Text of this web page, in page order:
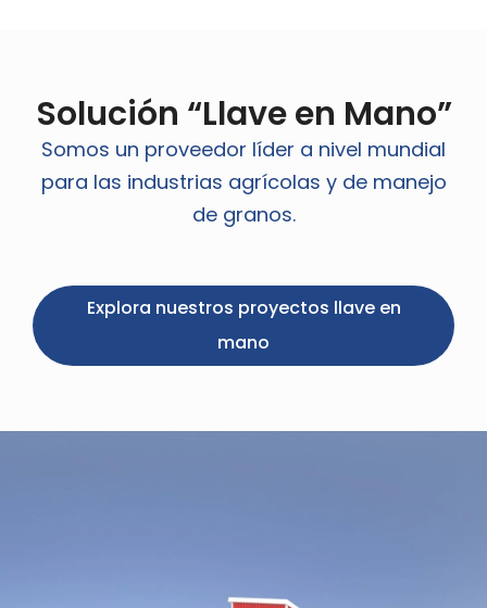
Solución “Llave en Mano”
Somos un proveedor líder a nivel mundial
para las industrias agrícolas y de manejo
de granos.
Explora nuestros proyectos llave en
mano